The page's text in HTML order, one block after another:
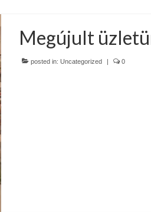
Megújult
posted in: Uncategorized | 0